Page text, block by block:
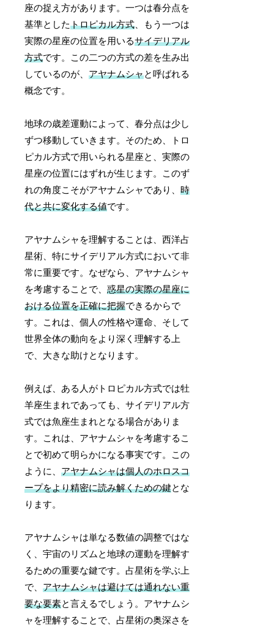
座の捉え方があります。一つは春分点を
基準としたトロピカル方式 、もう一つは
実際の星座の位置を用いるサイデリアル
方式です。この二つの方式の差を生み出
しているのが、アヤナムシャと呼ばれる
概念です。
地球の歳差運動によって、春分点は少し
ずつ移動していきます。そのため、トロ
ピカル方式で用いられる星座と、実際の
星座の位置にはずれが生じます。このず
れの角度こそがアヤナムシャであり、時
代と共に変化する値です。
アヤナムシャを理解することは、西洋占
星術、特にサイデリアル方式において非
常に重要です。なぜなら、アヤナムシャ
を考慮することで、惑星の実際の星座に
おける位置を正確に把握できるからで
す。これは、個人の性格や運命、そして
世界全体の動向をより深く理解する上
で、大きな助けとなります。
例えば、ある人がトロピカル方式では牡
羊座生まれであっても、サイデリアル方
式では魚座生まれとなる場合がありま
す。これは、アヤナムシャを考慮するこ
とで初めて明らかになる事実です。この
ように、アヤナムシャは個人のホロスコ
ープをより精密に読み解くための鍵とな
ります。
アヤナムシャは単なる数値の調整ではな
く、宇宙のリズムと地球の運動を理解す
るための重要な鍵です。占星術を学ぶ上
で、アヤナムシャは避けては通れない重
要な要素と言えるでしょう。アヤナムシ
ャを理解することで、占星術の奥深さを